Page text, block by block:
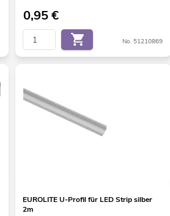
0,95€
No. 51210869
EUROLITE U-Profil für LED Strip silber
2m